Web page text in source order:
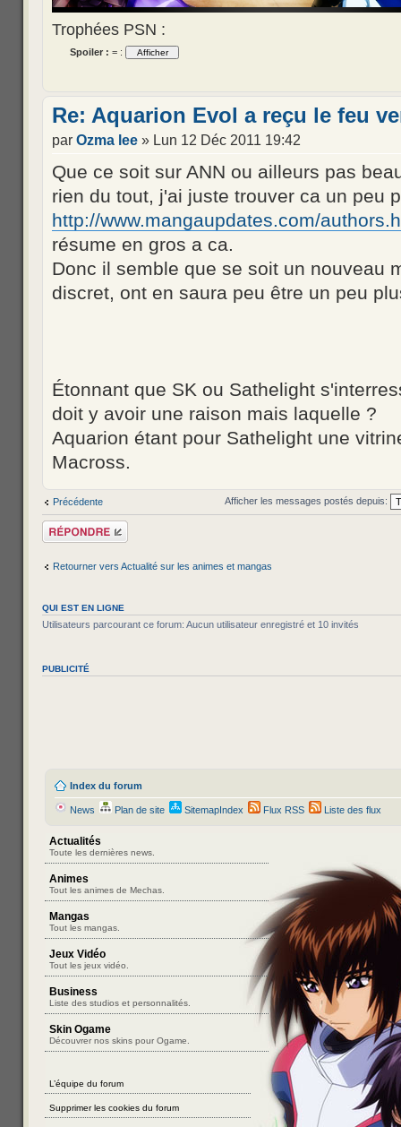
Trophées PSN :
Spoiler : = :
Re: Aquarion Evol a reçu le feu
par Ozma lee » Lun 12 Déc 2011 19:42
Que ce soit sur ANN ou ailleurs pas
rien du tout, j'ai juste trouver ca un peu
http://www.mangaupdates.com/
résume en gros a ca.
Donc il semble que se soit un nouveau
discret, ont en saura peu être un peu
Étonnant que SK ou Sathelight
doit y avoir une raison mais laquelle ?
Aquarion étant pour Sathelight une
Macross.
Précédente Afficher les messages postés depuis:
Répondre
Retourner vers Actualité sur les animes et mangas
QUI EST EN LIGNE
Utilisateurs parcourant ce forum: Aucun utilisateur enregistré et 10 invités
PUBLICITÉ
Index du forum
News Plan de site SitemapIndex Flux RSS Liste des flux
Actualités
Toute les dernières news.
Animes
Tout les animes de Mechas.
Mangas
Tout les mangas.
Jeux Vidéo
Tout les jeux vidéo.
Business
Liste des studios et personnalités.
Skin Ogame
Découvrer nos skins pour Ogame.
L’équipe du forum
Supprimer les cookies du forum